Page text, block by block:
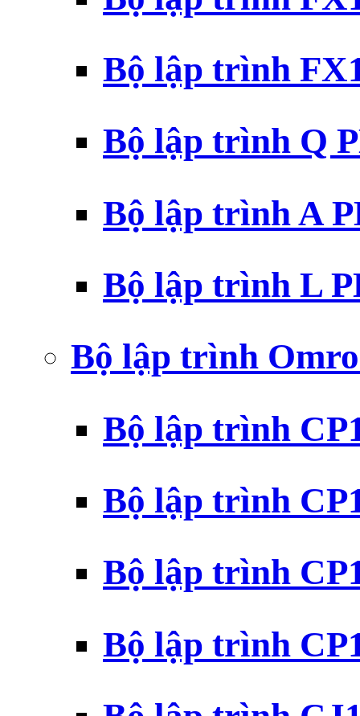
Bộ lập trình
Bộ lập trình Q
Bộ lập trình A
Bộ lập trình L
Bộ lập trình
Bộ lập trình
Bộ lập trình
Bộ lập trình
Bộ lập trình